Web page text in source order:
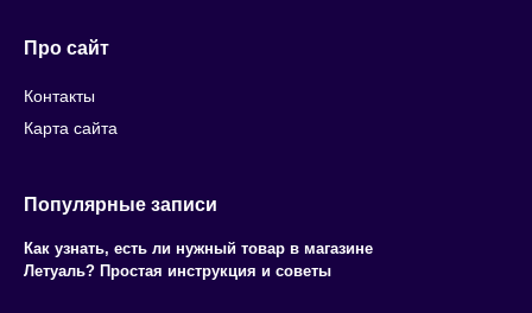
Про сайт
Контакты
Карта сайта
Популярные записи
Как узнать, есть ли нужный товар в магазине
Летуаль? Простая инструкция и советы